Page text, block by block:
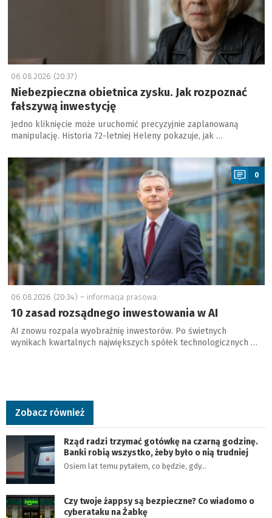
06.08.2026 (20:37)
Niebezpieczna obietnica zysku. Jak rozpoznać
fałszywą inwestycję
Jedno kliknięcie może uruchomić precyzyjnie zaplanowaną
manipulację. Historia 72-letniej Heleny pokazuje, jak …
a
0
06.08.2026 (20:34) – informacja prasowa
10 zasad rozsądnego inwestowania w AI
AI znowu rozpala wyobraźnię inwestorów. Po świetnych
wynikach kwartalnych największych spółek technologicznych …
Zobacz również
Rząd radzi trzymać gotówkę na czarną godzinę.
Banki robią wszystko, żeby było o nią trudniej
Osiem lat temu pytałem, co będzie, gdy…
Czy twoje żappsy są bezpieczne? Co wiadomo o
cyberataku na Żabkę